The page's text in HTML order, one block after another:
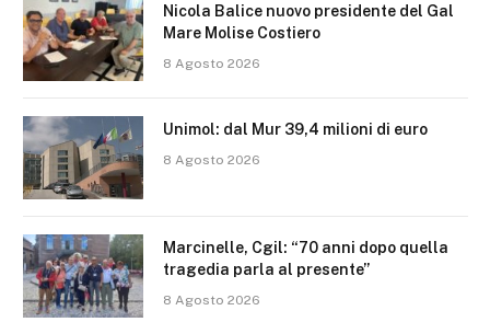
Nicola Balice nuovo presidente del Gal
Mare Molise Costiero
8 Agosto 2026
Unimol: dal Mur 39,4 milioni di euro
8 Agosto 2026
Marcinelle, Cgil: “70 anni dopo quella
tragedia parla al presente”
8 Agosto 2026